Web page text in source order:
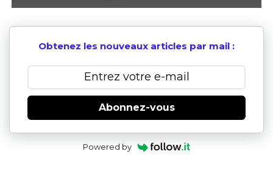
Obtenez les nouveaux articles par mail :
Abonnez-vous
Powered by